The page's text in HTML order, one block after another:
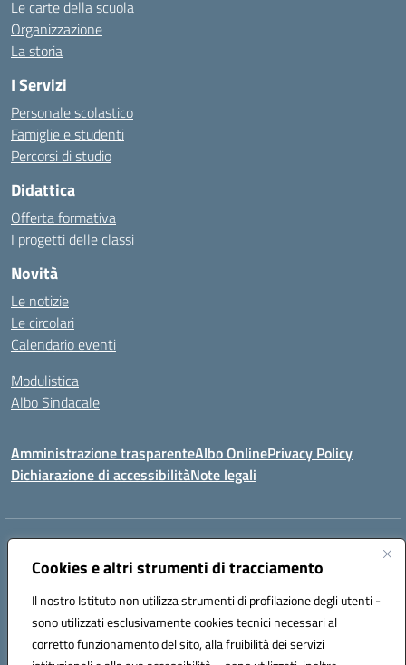
Cookies e altri strumenti di tracciamento
Il nostro Istituto non utilizza strumenti di profilazione degli utenti -
sono utilizzati esclusivamente cookies tecnici necessari al
corretto funzionamento del sito, alla fruibilità dei servizi
Le carte della scuola
Organizzazione
La storia
I Servizi
Personale scolastico
Famiglie e studenti
Percorsi di studio
Didattica
Offerta formativa
I progetti delle classi
Novità
Le notizie
Le circolari
Calendario eventi
Modulistica
Albo Sindacale
Amministrazione trasparenteAlbo OnlinePrivacy Policy
Dichiarazione di accessibilitàNote legali
Indirizzo:
Centralino:0994722507 Email:TAIC873006@istruzione.it
Codice fiscale: 90279480736
Codice meccanografico:
TAIC873006
Codice unico di fatturazione (CUF): 488XBQ